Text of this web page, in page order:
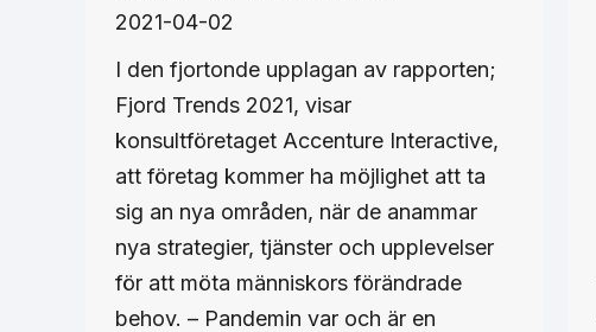
2021-04-02
I den fjortonde upplagan av rapporten;
Fjord Trends 2021, visar
konsultföretaget Accenture Interactive,
att företag kommer ha möjlighet att ta
sig an nya områden, när de anammar
nya strategier, tjänster och upplevelser
för att möta människors förändrade
behov. – Pandemin var och är en